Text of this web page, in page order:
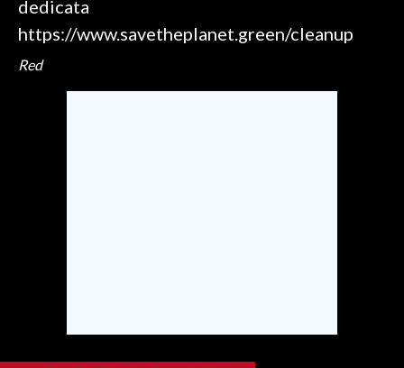
dedicata
https://www.savetheplanet.green/cleanup
Red